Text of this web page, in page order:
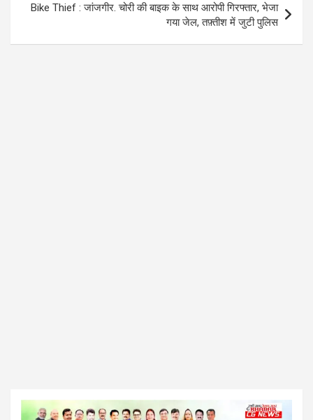
Bike Thief : जांजगीर. चोरी की बाइक के साथ आरोपी गिरफ्तार, भेजा
गया जेल, तफ़्तीश में जुटी पुलिस